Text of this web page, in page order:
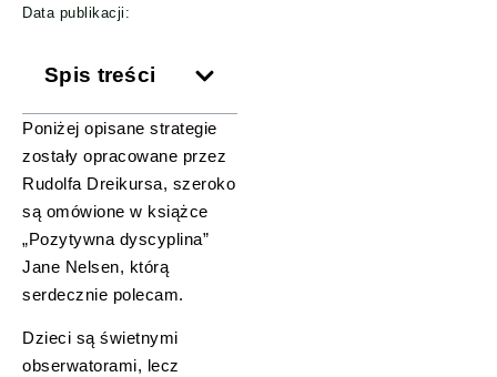
Data publikacji:
Spis treści
Poniżej opisane strategie
zostały opracowane przez
Rudolfa Dreikursa, szeroko
są omówione w książce
„Pozytywna dyscyplina”
Jane Nelsen, którą
serdecznie polecam.
Dzieci są świetnymi
obserwatorami, lecz